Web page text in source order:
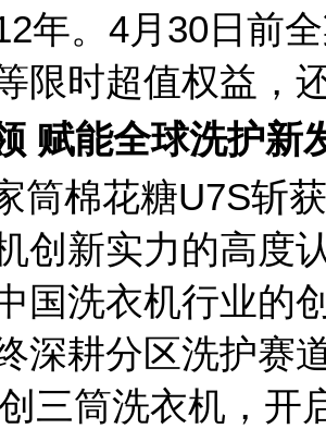
年。4月30日前
限时超值权益，
赋能全球洗护新
筒棉花糖U7S斩
创新实力的高度
国洗衣机行业的
深耕分区洗护赛
三筒洗衣机，开